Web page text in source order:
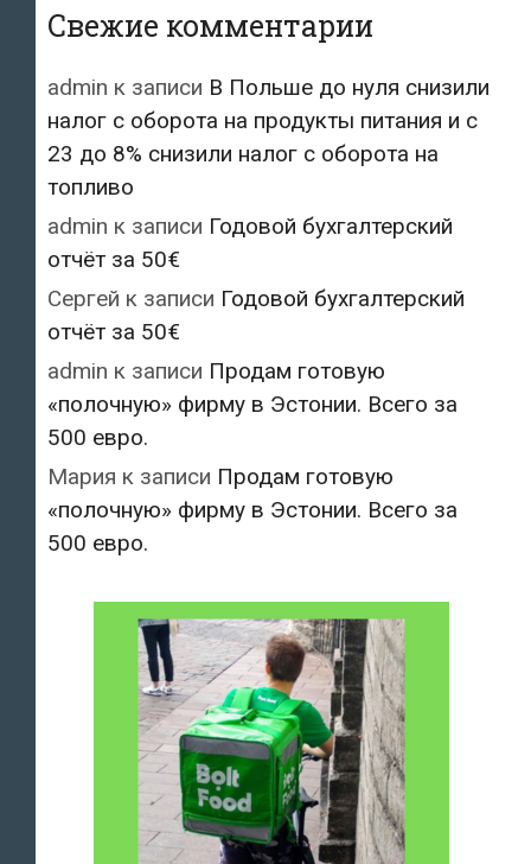
Свежие комментарии
admin к записи В Польше до нуля снизили
налог с оборота на продукты питания и с
23 до 8% снизили налог с оборота на
топливо
admin к записи Годовой бухгалтерский
отчёт за 50€
Сергей к записи Годовой бухгалтерский
отчёт за 50€
admin к записи Продам готовую
«полочную» фирму в Эстонии. Всего за
500 евро.
Мария к записи Продам готовую
«полочную» фирму в Эстонии. Всего за
500 евро.